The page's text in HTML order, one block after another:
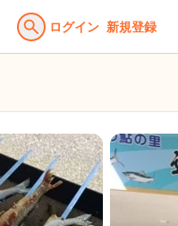
search ログイン 新規登録